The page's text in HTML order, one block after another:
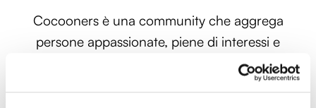
Cocooners è una community che aggrega
persone appassionate, piene di interessi e
gratitudine nei confronti della vita, per offrire
loro esperienze di socialità e risorse per vivere